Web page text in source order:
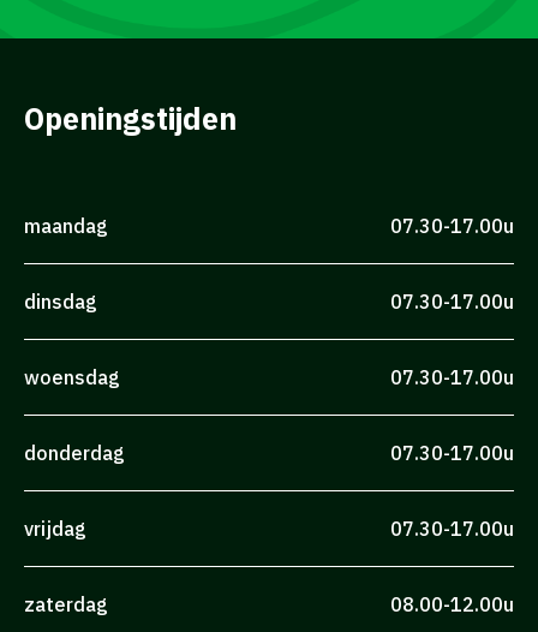
Openingstijden
maandag 07.30-17.00u
dinsdag 07.30-17.00u
woensdag 07.30-17.00u
donderdag 07.30-17.00u
vrijdag 07.30-17.00u
zaterdag 08.00-12.00u